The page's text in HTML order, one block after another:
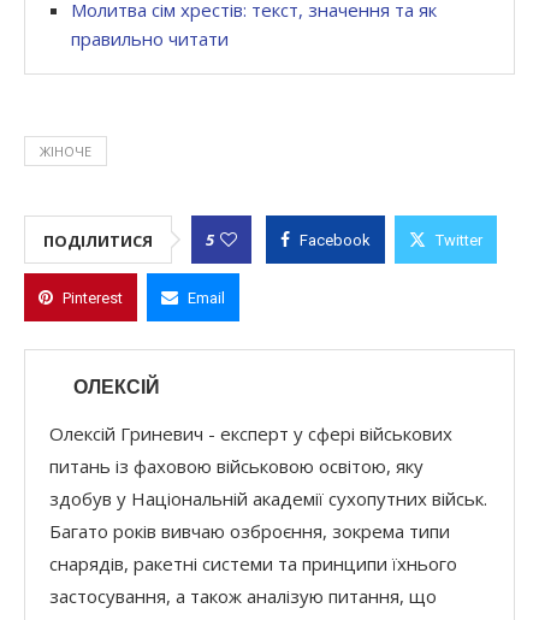
Молитва сім хрестів: текст, значення та як
правильно читати
ЖІНОЧЕ
ПОДІЛИТИСЯ 5 Facebook Twitter
Pinterest Email
ОЛЕКСІЙ
Олексій Гриневич - експерт у сфері військових
питань із фаховою військовою освітою, яку
здобув у Національній академії сухопутних військ.
Багато років вивчаю озброєння, зокрема типи
снарядів, ракетні системи та принципи їхнього
застосування, а також аналізую питання, що